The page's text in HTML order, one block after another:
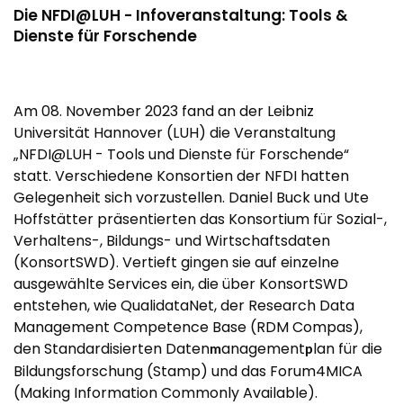
Die NFDI@LUH - Infoveranstaltung: Tools &
Dienste für Forschende
Am 08. November 2023 fand an der Leibniz
Universität Hannover (LUH) die Veranstaltung
„NFDI@LUH - Tools und Dienste für Forschende“
statt. Verschiedene Konsortien der NFDI hatten
Gelegenheit sich vorzustellen. Daniel Buck und Ute
Hoffstätter präsentierten das Konsortium für Sozial-,
Verhaltens-, Bildungs- und Wirtschaftsdaten
(KonsortSWD). Vertieft gingen sie auf einzelne
ausgewählte Services ein, die über KonsortSWD
entstehen, wie QualidataNet, der Research Data
Management Competence Base (RDM Compas),
den Standardisierten Datenmanagementplan für die
Bildungsforschung (Stamp) und das Forum4MICA
(Making Information Commonly Available).